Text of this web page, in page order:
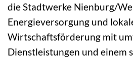
die Stadtwerke Nienburg/
Energieversorgung und
Wirtschaftsförderung mit
Dienstleistungen und einem